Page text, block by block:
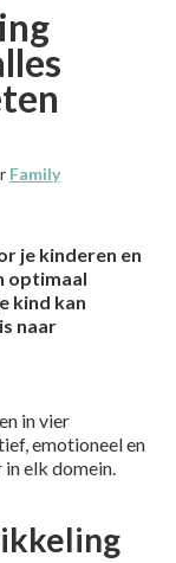
Family
je kinderen en
optimaal
kind kan
naar
in vier
emotioneel en
elk domein.